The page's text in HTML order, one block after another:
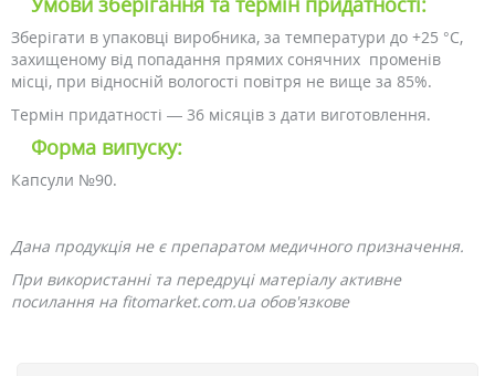
Зберігати в упаковці виробника, за температури до +25 °С,
захищеному від попадання прямих сонячних променів
місці, при відносній вологості повітря не вище за 85%.
Термін придатності — 36 місяців з дати виготовлення.
Форма випуску:
Капсули №90.
Дана продукція не є препаратом медичного призначення.
При використанні та передруці матеріалу активне
посилання на fitomarket.com.ua обов'язкове